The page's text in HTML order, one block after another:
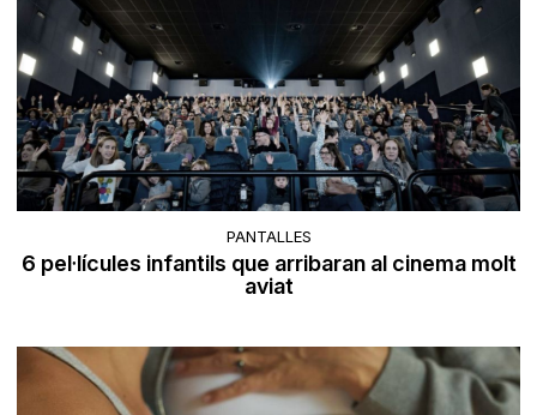
PANTALLES
6 pel·lícules infantils que arribaran al cinema molt
aviat